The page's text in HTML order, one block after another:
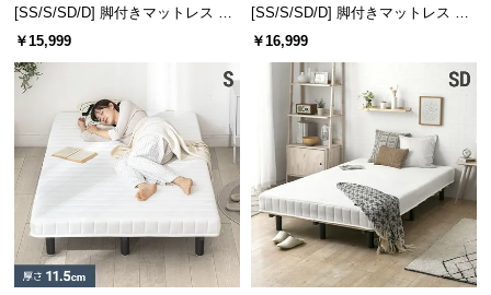
ン
セ
ル
い
て
保
証
に
[SS/S/SD/D] 脚付きマットレス 極
厚20cm ボンネルコイル
￥15,999
[SS/S/SD/D] 脚付きマットレス ボ
ンネルコイル ハードタイプ
￥16,999